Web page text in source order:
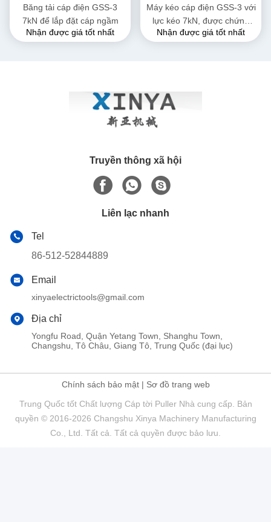
Băng tải cáp điện GSS-3
7kN để lắp đặt cáp ngầm
Nhận được giá tốt nhất
Máy kéo cáp điện GSS-3 với
lực kéo 7kN, được chứng
nhận CE & thiết kế nhỏ gọn
Nhận được giá tốt nhất
Truyền thông xã hội
Liên lạc nhanh
Tel
86-512-52844889
Email
xinyaelectrictools@gmail.com
Địa chỉ
Yongfu Road, Quận Yetang Town, Shanghu Town,
Changshu, Tô Châu, Giang Tô, Trung Quốc (đại lục)
Chính sách bảo mật| Sơ đồ trang web
Trung Quốc tốt Chất lượng Cáp tời Puller Nhà cung cấp. Bản
quyền © 2016-2026 Changshu Xinya Machinery Manufacturing
Co., Ltd. Tất cả. Tất cả quyền được bảo lưu.